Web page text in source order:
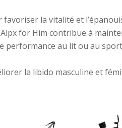
la vitalité et
for Him contribue à
performance au lit ou au
la libido masculine et